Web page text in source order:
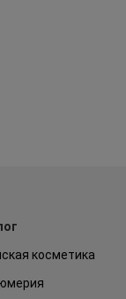
косметика